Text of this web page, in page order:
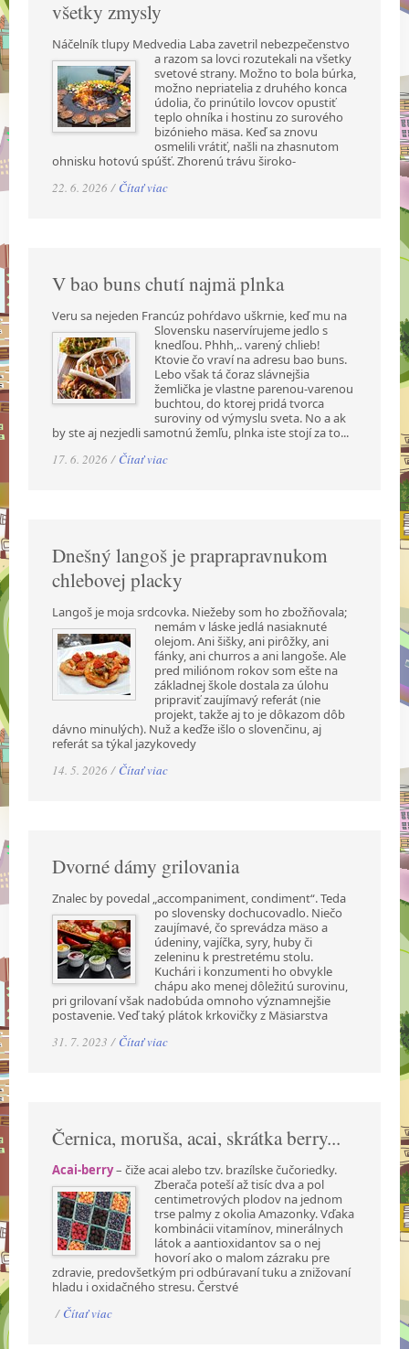
všetky zmysly
Náčelník tlupy Medvedia Laba zavetril nebezpečenstvo
a razom sa lovci rozutekali na všetky
svetové strany. Možno to bola búrka,
možno nepriatelia z druhého konca
údolia, čo prinútilo lovcov opustiť
teplo ohníka i hostinu zo surového
bizónieho mäsa. Keď sa znovu
osmelili vrátiť, našli na zhasnutom
ohnisku hotovú spúšť. Zhorenú trávu široko-
22. 6. 2026 / Čítať viac
V bao buns chutí najmä plnka
Veru sa nejeden Francúz pohŕdavo uškrnie, keď mu na
Slovensku naservírujeme jedlo s
knedľou. Phhh,.. varený chlieb!
Ktovie čo vraví na adresu bao buns.
Lebo však tá čoraz slávnejšia
žemlička je vlastne parenou-varenou
buchtou, do ktorej pridá tvorca
suroviny od výmyslu sveta. No a ak
by ste aj nezjedli samotnú žemľu, plnka iste stojí za to...
17. 6. 2026 / Čítať viac
Dnešný langoš je praprapravnukom
chlebovej placky
Langoš je moja srdcovka. Niežeby som ho zbožňovala;
nemám v láske jedlá nasiaknuté
olejom. Ani šišky, ani pirôžky, ani
fánky, ani churros a ani langoše. Ale
pred miliónom rokov som ešte na
základnej škole dostala za úlohu
pripraviť zaujímavý referát (nie
projekt, takže aj to je dôkazom dôb
dávno minulých). Nuž a keďže išlo o slovenčinu, aj
referát sa týkal jazykovedy
14. 5. 2026 / Čítať viac
Dvorné dámy grilovania
Znalec by povedal „accompaniment, condiment“. Teda
po slovensky dochucovadlo. Niečo
zaujímavé, čo sprevádza mäso a
údeniny, vajíčka, syry, huby či
zeleninu k prestretému stolu.
Kuchári i konzumenti ho obvykle
chápu ako menej dôležitú surovinu,
pri grilovaní však nadobúda omnoho významnejšie
postavenie. Veď taký plátok krkovičky z Mäsiarstva
31. 7. 2023 / Čítať viac
Černica, moruša, acai, skrátka berry...
Acai-berry– čiže acai alebo tzv. brazílske čučoriedky.
Zberača poteší až tisíc dva a pol
centimetrových plodov na jednom
trse palmy z okolia Amazonky. Vďaka
kombinácii vitamínov, minerálnych
látok a aantioxidantov sa o nej
hovorí ako o malom zázraku pre
zdravie, predovšetkým pri odbúravaní tuku a znižovaní
hladu i oxidačného stresu. Čerstvé
/ Čítať viac